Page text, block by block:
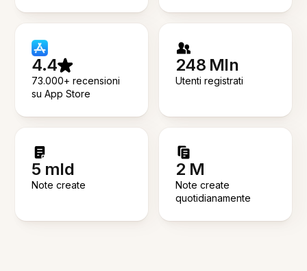
4.4
73.000+ recensioni
su App Store
248 Mln
Utenti registrati
5 mld
Note create
2 M
Note create
quotidianamente